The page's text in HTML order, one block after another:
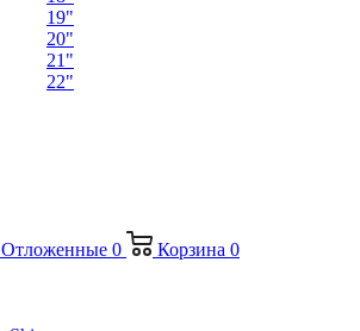
19"
20"
21"
22"
Отложенные 0 Корзина 0